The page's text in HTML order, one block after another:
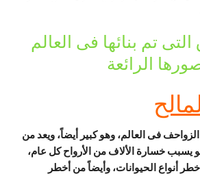
تم بنائها فى العالم
الرائعة
فى العالم، وهو كبير أيضاً، ويعد من
يسبب خسارة الألاف من الأرواح كل عام،
أنواع الحيوانات، وأيضاً من أخطر